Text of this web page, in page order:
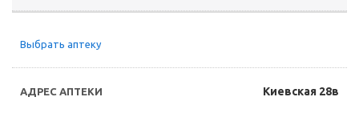
Выбрать аптеку
Киевская 28в